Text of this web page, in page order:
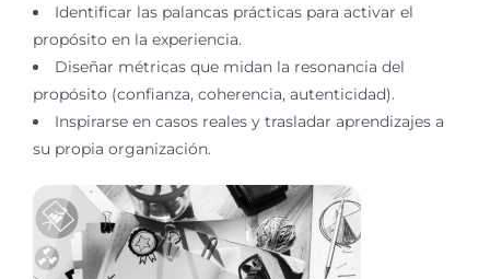
Identificar las palancas prácticas para activar el
propósito en la experiencia.
Diseñar métricas que midan la resonancia del
propósito (confianza, coherencia, autenticidad).
Inspirarse en casos reales y trasladar aprendizajes a
su propia organización.